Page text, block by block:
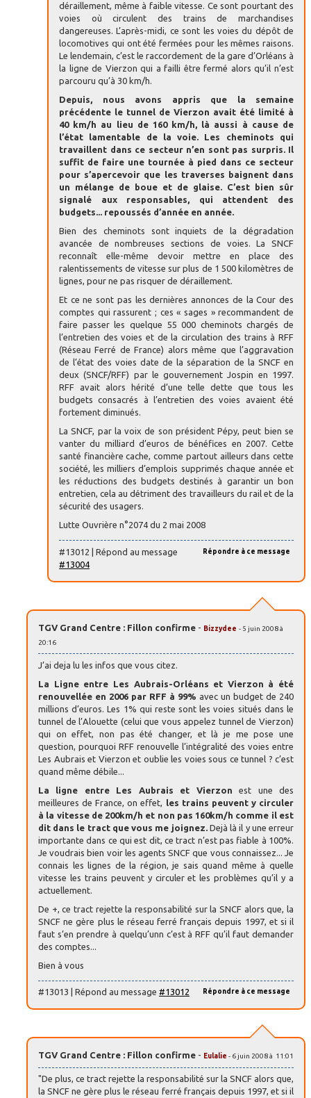
déraillement, même à faible vitesse. Ce sont pourtant des
voies où circulent des trains de marchandises
dangereuses. L’après-midi, ce sont les voies du dépôt de
locomotives qui ont été fermées pour les mêmes raisons.
Le lendemain, c’est le raccordement de la gare d’Orléans à
la ligne de Vierzon qui a failli être fermé alors qu’il n’est
parcouru qu’à 30 km/h.
Depuis, nous avons appris que la semaine
précédente le tunnel de Vierzon avait été limité à
40 km/h au lieu de 160 km/h, là aussi à cause de
l’état lamentable de la voie. Les cheminots qui
travaillent dans ce secteur n’en sont pas surpris. Il
suffit de faire une tournée à pied dans ce secteur
pour s’apercevoir que les traverses baignent dans
un mélange de boue et de glaise. C’est bien sûr
signalé aux responsables, qui attendent des
budgets... repoussés d’année en année.
Bien des cheminots sont inquiets de la dégradation
avancée de nombreuses sections de voies. La SNCF
reconnaît elle-même devoir mettre en place des
ralentissements de vitesse sur plus de 1 500 kilomètres de
lignes, pour ne pas risquer de déraillement.
Et ce ne sont pas les dernières annonces de la Cour des
comptes qui rassurent ; ces « sages » recommandent de
faire passer les quelque 55 000 cheminots chargés de
l’entretien des voies et de la circulation des trains à RFF
(Réseau Ferré de France) alors même que l’aggravation
de l’état des voies date de la séparation de la SNCF en
deux (SNCF/RFF) par le gouvernement Jospin en 1997.
RFF avait alors hérité d’une telle dette que tous les
budgets consacrés à l’entretien des voies avaient été
fortement diminués.
La SNCF, par la voix de son président Pépy, peut bien se
vanter du milliard d’euros de bénéfices en 2007. Cette
santé financière cache, comme partout ailleurs dans cette
société, les milliers d’emplois supprimés chaque année et
les réductions des budgets destinés à garantir un bon
entretien, cela au détriment des travailleurs du rail et de la
sécurité des usagers.
Lutte Ouvrière n°2074 du 2 mai 2008
Répondre à ce message
#13012 | Répond au message
#13004
TGV Grand Centre : Fillon confirme - Bizzydee - 5 juin 2008 à
20:16
J’ai deja lu les infos que vous citez.
La Ligne entre Les Aubrais-Orléans et Vierzon à été
renouvellée en 2006 par RFF à 99% avec un budget de 240
millions d’euros. Les 1% qui reste sont les voies situés dans le
tunnel de l’Alouette (celui que vous appelez tunnel de Vierzon)
qui on effet, non pas été changer, et là je me pose une
question, pourquoi RFF renouvelle l’intégralité des voies entre
Les Aubrais et Vierzon et oublie les voies sous ce tunnel ? c’est
quand même débile...
La ligne entre Les Aubrais et Vierzon est une des
meilleures de France, on effet,
les trains peuvent y circuler
à la vitesse de 200km/h et non pas 160km/h comme il est
dit dans le tract que vous me joignez. Dejà là il y une erreur
importante dans ce qui est dit, ce tract n’est pas fiable à 100%.
Je voudrais bien voir les agents SNCF que vous connaissez... Je
connais les lignes de la région, je sais quand même à quelle
vitesse les trains peuvent y circuler et les problèmes qu’il y a
actuellement.
De +, ce tract rejette la responsabilité sur la SNCF alors que, la
SNCF ne gère plus le réseau ferré français depuis 1997, et si il
faut s’en prendre à quelqu’unn c’est à RFF qu’il faut demander
des comptes...
Bien à vous
Répondre à ce message
#13013 | Répond au message #13012
TGV Grand Centre : Fillon confirme - Eulalie - 6 juin 2008 à 11:01
"De plus, ce tract rejette la responsabilité sur la SNCF alors que,
la SNCF ne gère plus le réseau ferré français depuis 1997, et si il